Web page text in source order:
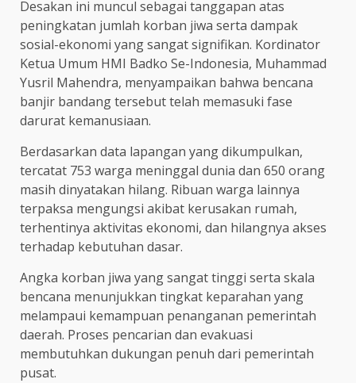
Desakan ini muncul sebagai tanggapan atas
peningkatan jumlah korban jiwa serta dampak
sosial-ekonomi yang sangat signifikan. Kordinator
Ketua Umum HMI Badko Se-Indonesia, Muhammad
Yusril Mahendra, menyampaikan bahwa bencana
banjir bandang tersebut telah memasuki fase
darurat kemanusiaan.
Berdasarkan data lapangan yang dikumpulkan,
tercatat 753 warga meninggal dunia dan 650 orang
masih dinyatakan hilang. Ribuan warga lainnya
terpaksa mengungsi akibat kerusakan rumah,
terhentinya aktivitas ekonomi, dan hilangnya akses
terhadap kebutuhan dasar.
Angka korban jiwa yang sangat tinggi serta skala
bencana menunjukkan tingkat keparahan yang
melampaui kemampuan penanganan pemerintah
daerah. Proses pencarian dan evakuasi
membutuhkan dukungan penuh dari pemerintah
pusat.